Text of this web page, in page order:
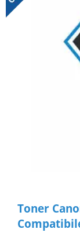
Toner